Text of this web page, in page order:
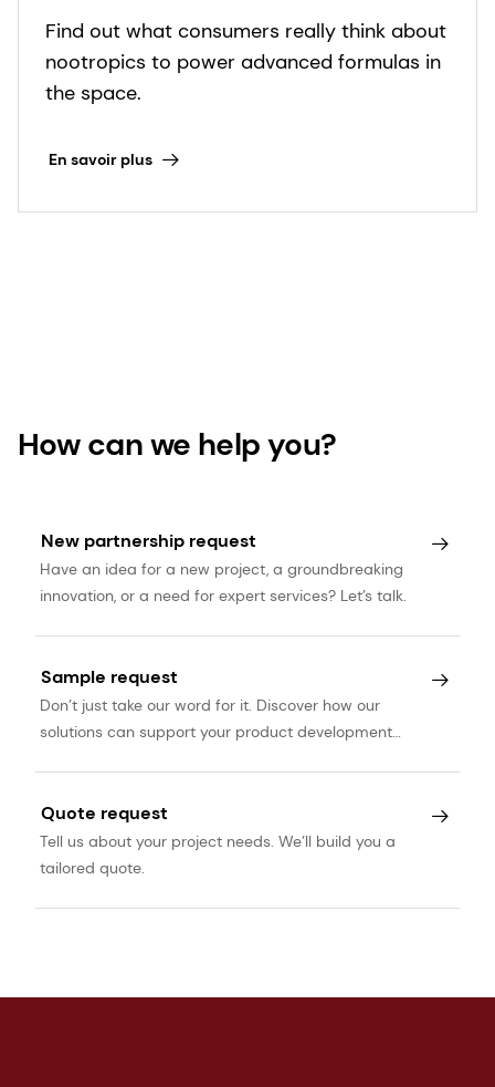
formulas
Find out what consumers really think about
nootropics to power advanced formulas in
the space.
En savoir plus
How can we help you?
New partnership request
Have an idea for a new project, a groundbreaking
innovation, or a need for expert services? Let’s talk.
Sample request
Don’t just take our word for it. Discover how our
solutions can support your product development
Quote request
Tell us about your project needs. We’ll build you a
tailored quote.